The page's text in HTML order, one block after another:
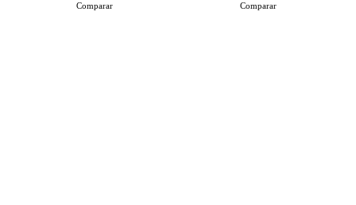
Comparar
Comparar